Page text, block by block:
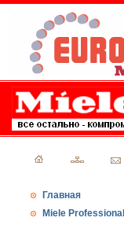
Главная
Miele Professional